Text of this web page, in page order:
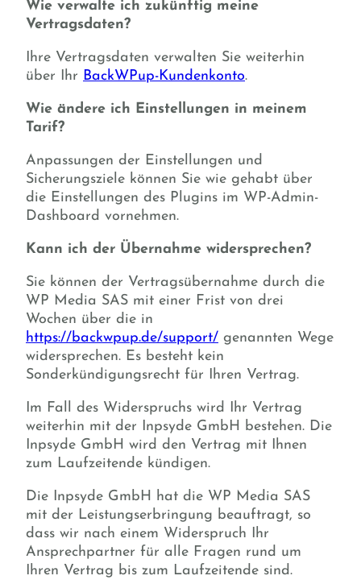
Wie verwalte ich zukünftig meine
Vertragsdaten?
Ihre Vertragsdaten verwalten Sie weiterhin
über Ihr BackWPup-Kundenkonto.
Wie ändere ich Einstellungen in meinem
Tarif?
Anpassungen der Einstellungen und
Sicherungsziele können Sie wie gehabt über
die Einstellungen des Plugins im WP-Admin-
Dashboard vornehmen.
Kann ich der Übernahme widersprechen?
Sie können der Vertragsübernahme durch die
WP Media SAS mit einer Frist von drei
Wochen über die in
https://backwpup.de/support/ genannten Wege
widersprechen. Es besteht kein
Sonderkündigungsrecht für Ihren Vertrag.
Im Fall des Widerspruchs wird Ihr Vertrag
weiterhin mit der Inpsyde GmbH bestehen. Die
Inpsyde GmbH wird den Vertrag mit Ihnen
zum Laufzeitende kündigen.
Die Inpsyde GmbH hat die WP Media SAS
mit der Leistungserbringung beauftragt, so
dass wir nach einem Widerspruch Ihr
Ansprechpartner für alle Fragen rund um
Ihren Vertrag bis zum Laufzeitende sind.